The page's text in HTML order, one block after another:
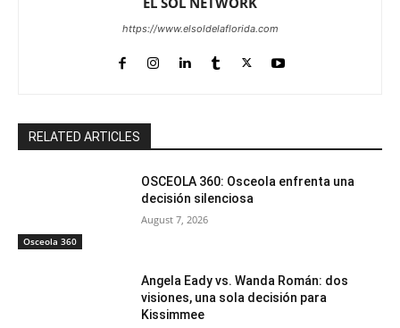
https://www.elsoldelaflorida.com
RELATED ARTICLES
Osceola 360
OSCEOLA 360: Osceola enfrenta una
decisión silenciosa
August 7, 2026
Angela Eady vs. Wanda Román: dos
visiones, una sola decisión para
Kissimmee